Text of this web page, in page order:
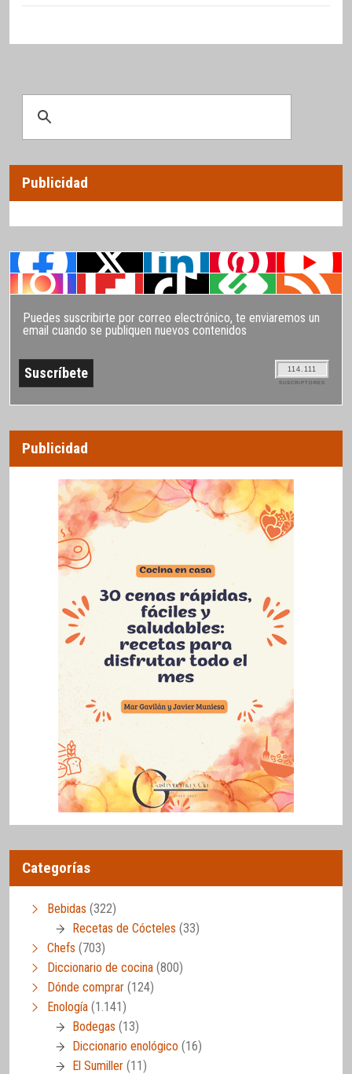
Publicidad
Puedes suscribirte por correo electrónico, te enviaremos un
email cuando se publiquen nuevos contenidos
114.111
SUSCRIPTORES
Publicidad
Categorías
Bebidas (322)
Recetas de Cócteles (33)
Chefs (703)
Diccionario de cocina (800)
Dónde comprar (124)
Enología (1.141)
Bodegas (13)
Diccionario enológico (16)
El Sumiller (11)